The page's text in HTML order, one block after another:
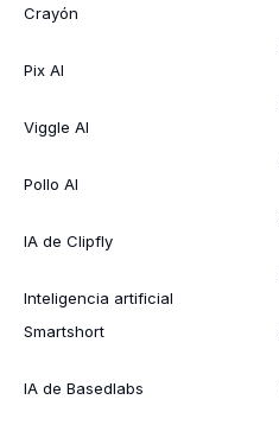
Crayón
Pix AI
Viggle AI
Pollo AI
IA de Clipfly
Inteligencia artificial
Smartshort
IA de Basedlabs